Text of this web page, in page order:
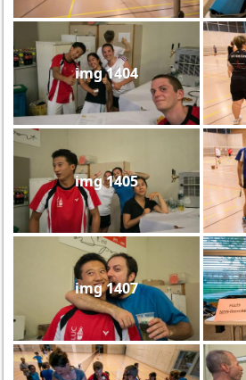
img 1404
img 1405
img 1407